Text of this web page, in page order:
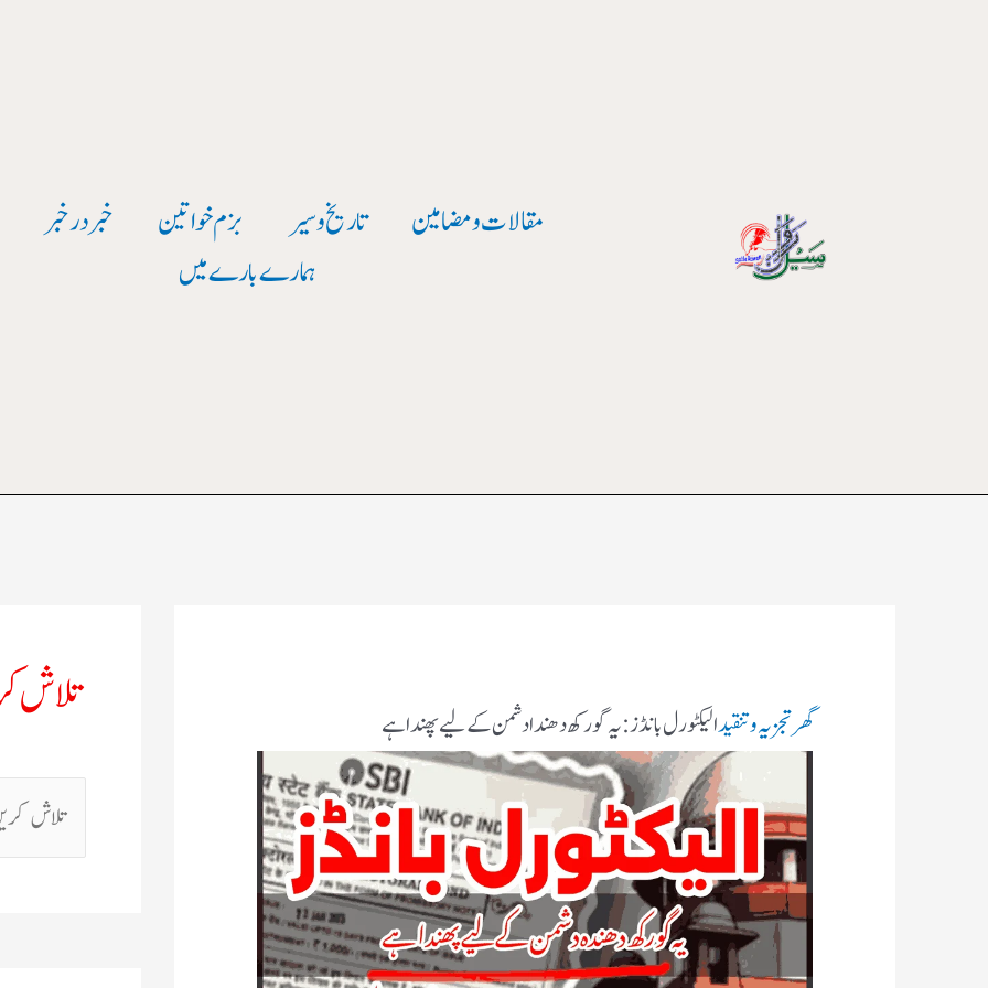
مقالات و مضامین تاریخ وسیر بزم خواتین خبر در خبر
ہمارے بارے میں
گھرتجزیہ و تنقیدالیکٹورل بانڈز:یہ گورکھ دھندا دشمن کےلیے پھنداہے تلاش